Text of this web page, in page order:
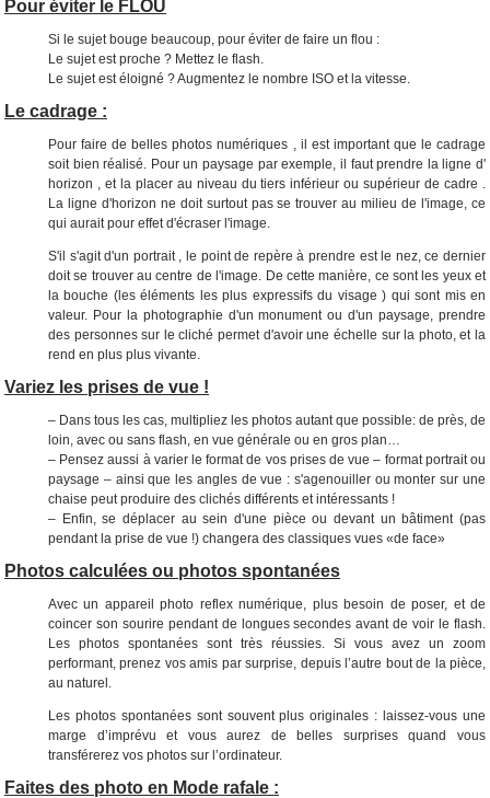
Pour éviter le FLOU
Si le sujet bouge beaucoup, pour éviter de faire un flou :
Le sujet est proche ? Mettez le flash.
Le sujet est éloigné ? Augmentez le nombre ISO et la vitesse.
Le cadrage :
Pour faire de belles photos numériques , il est important que le cadrage
soit bien réalisé. Pour un paysage par exemple, il faut prendre la ligne d'
horizon , et la placer au niveau du tiers inférieur ou supérieur de cadre .
La ligne d'horizon ne doit surtout pas se trouver au milieu de l'image, ce
qui aurait pour effet d'écraser l'image.
S'il s'agit d'un portrait , le point de repère à prendre est le nez, ce dernier
doit se trouver au centre de l'image. De cette manière, ce sont les yeux et
la bouche (les éléments les plus expressifs du visage ) qui sont mis en
valeur. Pour la photographie d'un monument ou d'un paysage, prendre
des personnes sur le cliché permet d'avoir une échelle sur la photo, et la
rend en plus plus vivante.
Variez les prises de vue !
– Dans tous les cas, multipliez les photos autant que possible: de près, de
loin, avec ou sans flash, en vue générale ou en gros plan…
– Pensez aussi à varier le format de vos prises de vue – format portrait ou
paysage – ainsi que les angles de vue : s'agenouiller ou monter sur une
chaise peut produire des clichés différents et intéressants !
– Enfin, se déplacer au sein d'une pièce ou devant un bâtiment (pas
pendant la prise de vue !) changera des classiques vues «de face»
Photos calculées ou photos spontanées
Avec un appareil photo reflex numérique, plus besoin de poser, et de
coincer son sourire pendant de longues secondes avant de voir le flash.
Les photos spontanées sont très réussies. Si vous avez un zoom
performant, prenez vos amis par surprise, depuis l’autre bout de la pièce,
au naturel.
Les photos spontanées sont souvent plus originales : laissez-vous une
marge d’imprévu et vous aurez de belles surprises quand vous
transférerez vos photos sur l’ordinateur.
Faites des photo en Mode rafale :